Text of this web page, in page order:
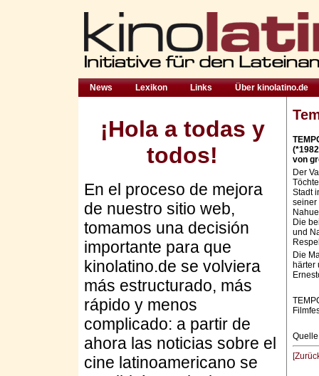
News Lexikon Links Über kinolatino.de
¡Hola a todas y
todos!
En el proceso de mejora
de nuestro sitio web,
tomamos una decisión
importante para que
kinolatino.de se volviera
más estructurado, más
rápido y menos
complicado: a partir de
ahora las noticias sobre el
cine latinoamericano se
von
Der
Stadt
seiner
Die
und
Die
härter